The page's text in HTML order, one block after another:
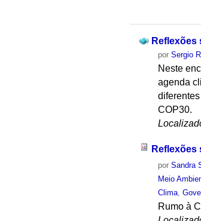
Reflexões
porSergio
Neste
agenda
COP30.
Reflexões
porSandra
Meio
Clima ,
Rumo à